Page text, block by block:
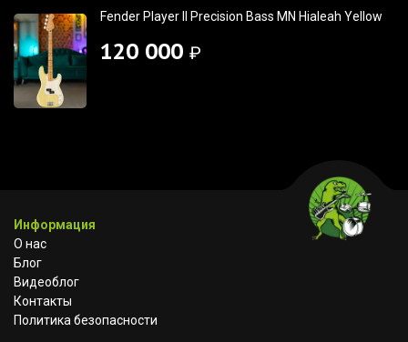
Fender Player II Precision Bass MN Hialeah Yellow
120 000 ₽
Информация
О нас
Блог
Видеоблог
Контакты
Политика безопасности